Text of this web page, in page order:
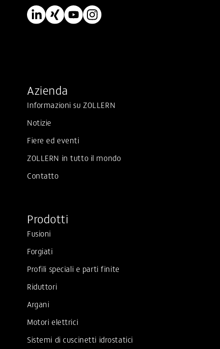
Azienda
Informazioni su ZOLLERN
Notizie
Fiere ed eventi
ZOLLERN in tutto il mondo
Contatto
Prodotti
Fusioni
Forgiati
Profili speciali e parti finite
Riduttori
Argani
Motori elettrici
Sistemi di cuscinetti idrostatici